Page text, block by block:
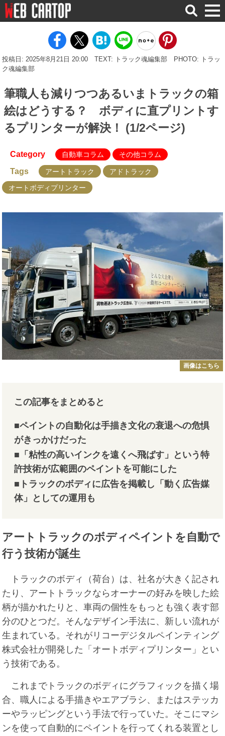
検
索
投稿日: 2025年8月21日 20:00 TEXT: トラック魂編集部
PHOTO: トラッ
ク魂編集部
筆職人も減りつつあるいまトラックの箱
絵はどうする？ ボディに直プリントす
るプリンターが解決！ (1/2ページ)
Category 自動車コラム その他コラム
Tags アートトラック
アドトラック
オートボディプリンター
画像はこちら
この記事をまとめると
■ペイントの自動化は手描き文化の衰退への危惧
がきっかけだった
■「粘性の高いインクを遠くへ飛ばす」という特
許技術が広範囲のペイントを可能にした
■トラックのボディに広告を掲載し「動く広告媒
体」としての運用も
アートトラックのボディペイントを自動で
行う技術が誕生
トラックのボディ（荷台）は、社名が大きく記され
たり、アートトラックならオーナーの好みを映した絵
柄が描かれたりと、車両の個性をもっとも強く表す部
分のひとつだ。そんなデザイン手法に、新しい流れが
生まれている。それがリコーデジタルペインティング
株式会社が開発した「オートボディプリンター」とい
う技術である。
これまでトラックのボディにグラフィックを描く場
合、職人による手描きやエアブラシ、またはステッカ
ーやラッピングという手法で行っていた。そこにマシ
ンを使って自動的にペイントを行ってくれる装置とし